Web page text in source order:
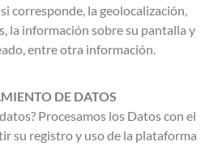
corresponde, la geolocalización,
la información sobre su pantalla y
entre otra información.
DE DATOS
Procesamos los Datos con el
su registro y uso de la plataforma